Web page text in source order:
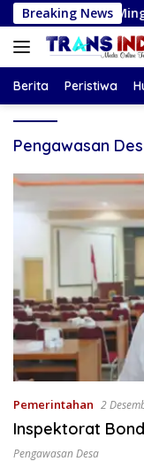
Langsung
ke
konten
Breaking News
Zodiak Minggu Ini
Berita Peristiwa
Pengawasan
Pemerintahan 2
Inspektorat
Pengawasan Desa